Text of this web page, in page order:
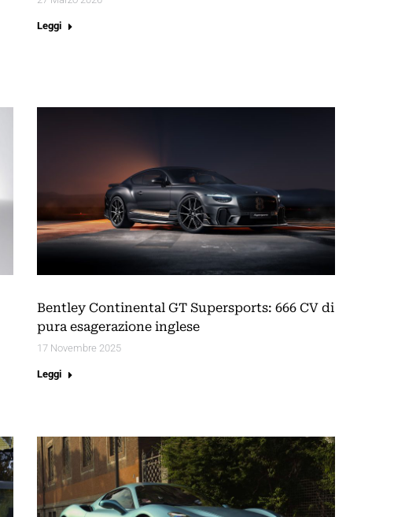
Leggi
Bentley Continental GT Supersports: 666 CV di
pura esagerazione inglese
17 Novembre 2025
Leggi